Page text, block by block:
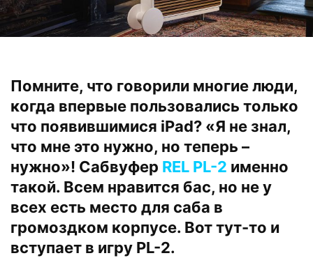
Помните, что говорили многие люди,
когда впервые пользовались только
что появившимися iPad? «Я не знал,
что мне это нужно, но теперь –
нужно»! Сабвуфер REL PL-2 именно
такой. Всем нравится бас, но не у
всех есть место для саба в
громоздком корпусе. Вот тут-то и
вступает в игру PL-2.